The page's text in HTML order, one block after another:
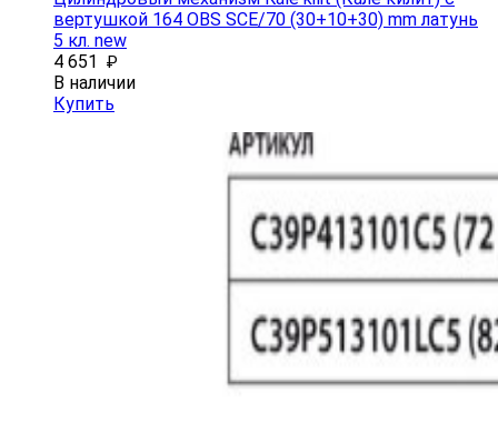
вертушкой 164 OBS SCE/70 (30+10+30) mm латунь
5 кл. new
4 651 ₽
В наличии
Купить